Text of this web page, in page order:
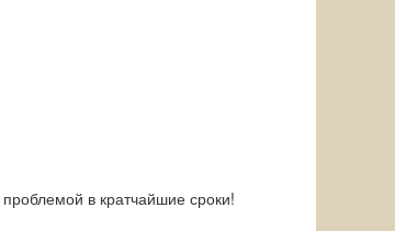
в кратчайшие сроки!